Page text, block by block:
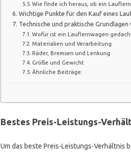
Wie finde ich heraus, ob ein
Wichtige Punkte für den Kauf eines
Technische und praktische Grundlagen
Wofür ist ein Lauflernwagen
Materialien und Verarbeitung
Räder, Bremsen und Lenkung
Größe und Gewicht
Ähnliche Beiträge:
Bestes Preis-Leistungs-
Um das beste Preis-Leistungs-Verhältnis